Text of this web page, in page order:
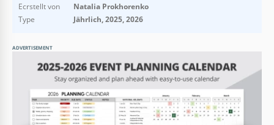
Ecrstellt von
Natalia Prokhorenko
Type
Jährlich, 2025, 2026
ADVERTISEMENT